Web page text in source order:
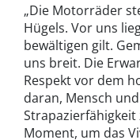
„Die Motorräder
Hügels. Vor uns
bewältigen gilt.
uns breit. Die
Respekt vor dem
daran, Mensch
Moment, um das